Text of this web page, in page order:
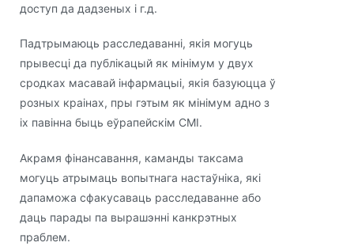
доступ да дадзеных і г.д.
Падтрымаюць расследаванні, якія могуць
прывесці да публікацый як мінімум у двух
сродках масавай інфармацыі, якія базуюцца ў
розных краінах, пры гэтым як мінімум адно з
іх павінна быць еўрапейскім СМІ.
Акрамя фінансавання, каманды таксама
могуць атрымаць вопытнага настаўніка, які
дапаможа сфакусаваць расследаванне або
даць парады па вырашэнні канкрэтных
праблем.